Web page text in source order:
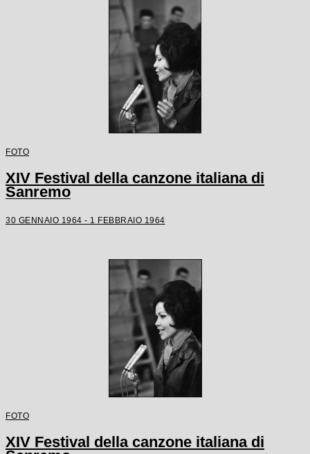
FOTO
XIV Festival della canzone italiana di
Sanremo
30 GENNAIO 1964 - 1 FEBBRAIO 1964
FOTO
XIV Festival della canzone italiana di